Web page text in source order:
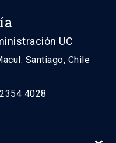
UC
Santiago, Chile
4028